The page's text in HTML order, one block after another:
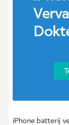
iPhone batterij